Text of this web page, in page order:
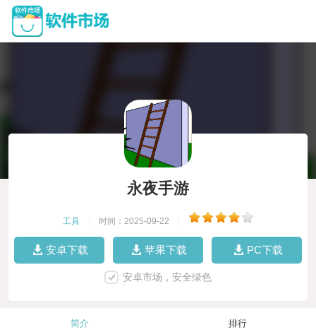
永夜手游
工具 时间：2025-09-22
安卓下载 苹果下载 PC下载
安卓市场，安全绿色
简介 排行